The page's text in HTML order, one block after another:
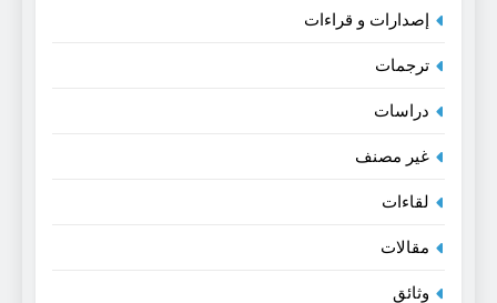
إصدارات و قراءات
ترجمات
دراسات
غير مصنف
لقاءات
مقالات
وثائق